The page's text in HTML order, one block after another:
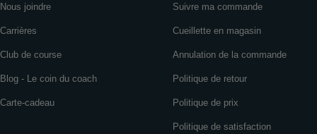
Nous joindre
Carrières
Club de course
Blog - Le coin du coach
Carte-cadeau
Suivre ma commande
Cueillette en magasin
Annulation de la commande
Politique de retour
Politique de prix
Politique de satisfaction